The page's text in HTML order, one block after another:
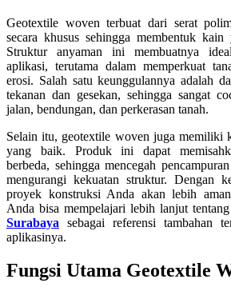
Geotextile woven terbuat dari serat
secara khusus sehingga membentuk kain
Struktur anyaman ini membuatnya
aplikasi, terutama dalam memperkuat
erosi. Salah satu keunggulannya adalah
tekanan dan gesekan, sehingga sangat
jalan, bendungan, dan perkerasan tanah.
Selain itu, geotextile woven juga memiliki
yang baik. Produk ini dapat
berbeda, sehingga mencegah
mengurangi kekuatan struktur. Dengan
proyek konstruksi Anda akan lebih
Anda bisa mempelajari lebih lanjut tentang
Surabaya sebagai referensi tambahan
aplikasinya.
Fungsi Utama Geotextile